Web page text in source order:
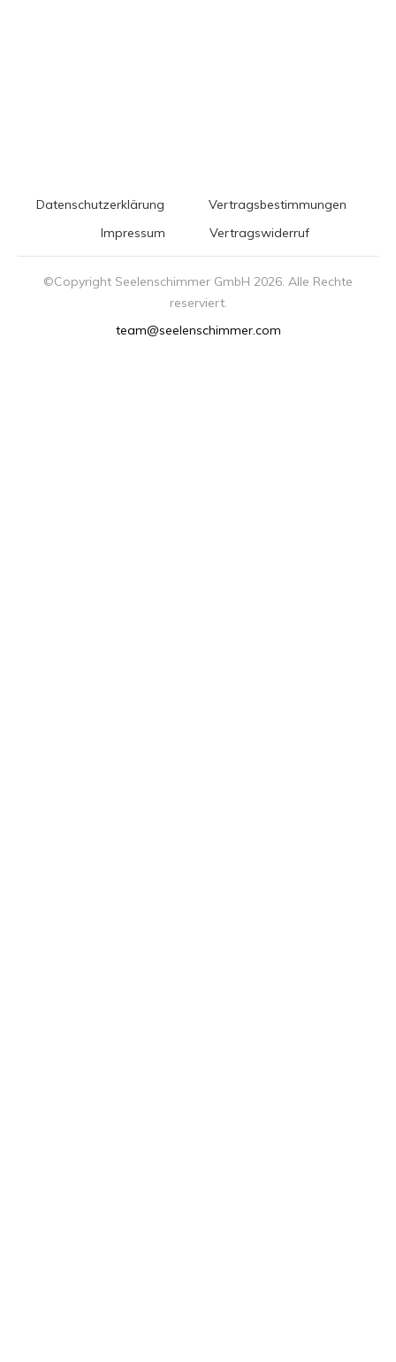
Datenschutzerklärung
Vertragsbestimmungen
Impressum
Vertragswiderruf
©Copyright Seelenschimmer GmbH 2026. Alle Rechte
reserviert.
team@seelenschimmer.com